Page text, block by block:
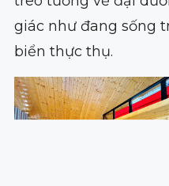
giác như đang sống
biển thực thụ.